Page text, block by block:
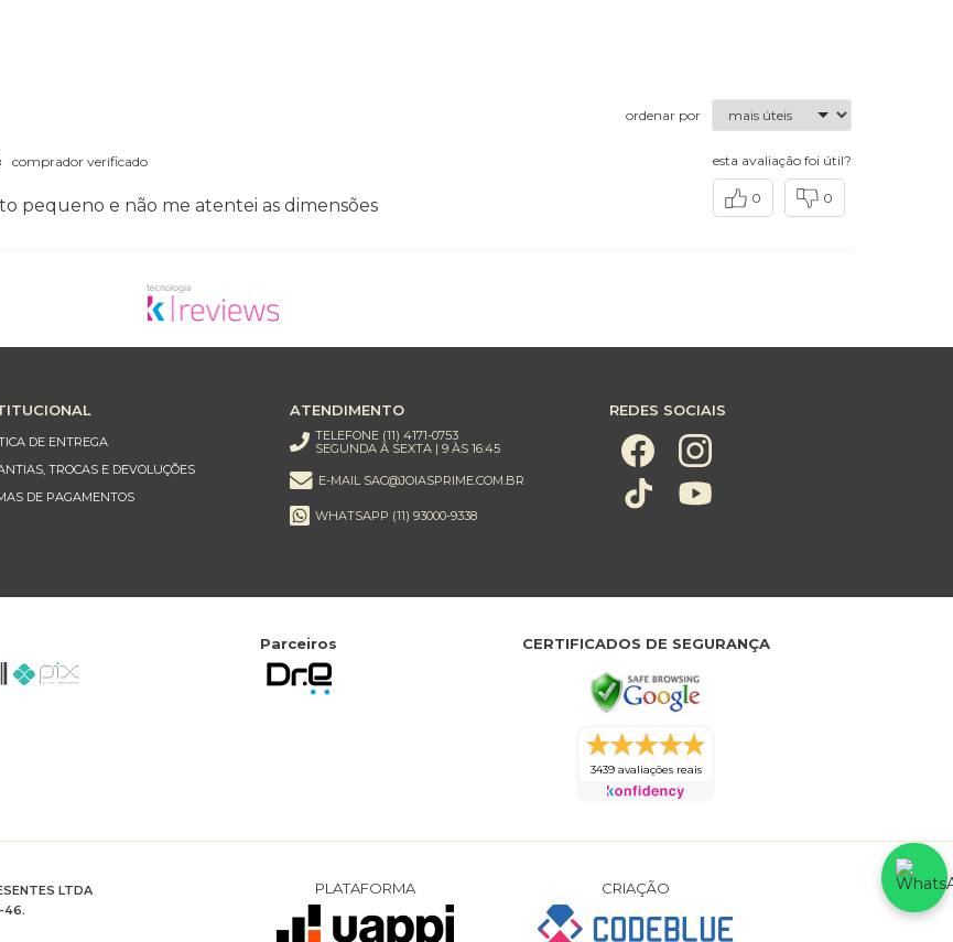
ordenar por
comprador verificado
pequeno e não me atentei as dimensões
esta avaliação foi útil?
0 0
DE ENTREGA
TROCAS E DEVOLUÇÕES
DE PAGAMENTOS
ATENDIMENTO
TELEFONE (11) 4171-0753
SEGUNDA À SEXTA | 9 ÀS 16:45
E-MAIL SAC@JOIASPRIME.COM.BR
WHATSAPP (11) 93000-9338
REDES SOCIAIS
Parceiros CERTIFICADOS DE SEGURANÇA
3439 avaliações reais
LTDA
46.
PLATAFORMA CRIAÇÃO